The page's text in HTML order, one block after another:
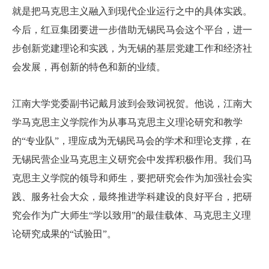
就是把马克思主义融入到现代企业运行之中的具体实践。
今后，红豆集团要进一步借助无锡民马会这个平台，进一
步创新党建理论和实践，为无锡的基层党建工作和经济社
会发展，再创新的特色和新的业绩。
江南大学党委副书记戴月波到会致词祝贺。他说，江南大
学马克思主义学院作为从事马克思主义理论研究和教学
的“专业队”，理应成为无锡民马会的学术和理论支撑，在
无锡民营企业马克思主义研究会中发挥积极作用。我们马
克思主义学院的领导和师生，要把研究会作为加强社会实
践、服务社会大众，最终推进学科建设的良好平台，把研
究会作为广大师生“学以致用”的最佳载体、马克思主义理
论研究成果的“试验田”。